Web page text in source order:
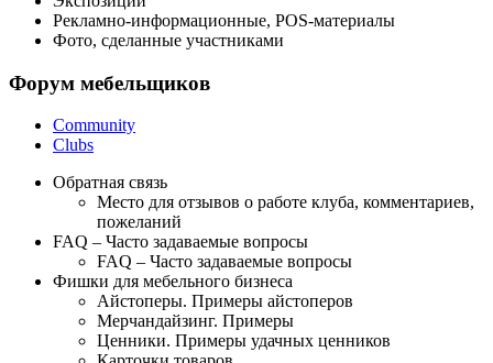
Рекламно-информационные, POS-материалы
Фото, сделанные участниками
Форум мебельщиков
Community
Clubs
Обратная связь
Место для отзывов о работе клуба, комментариев,
пожеланий
FAQ – Часто задаваемые вопросы
FAQ – Часто задаваемые вопросы
Фишки для мебельного бизнеса
Айстоперы. Примеры айстоперов
Мерчандайзинг. Примеры
Ценники. Примеры удачных ценников